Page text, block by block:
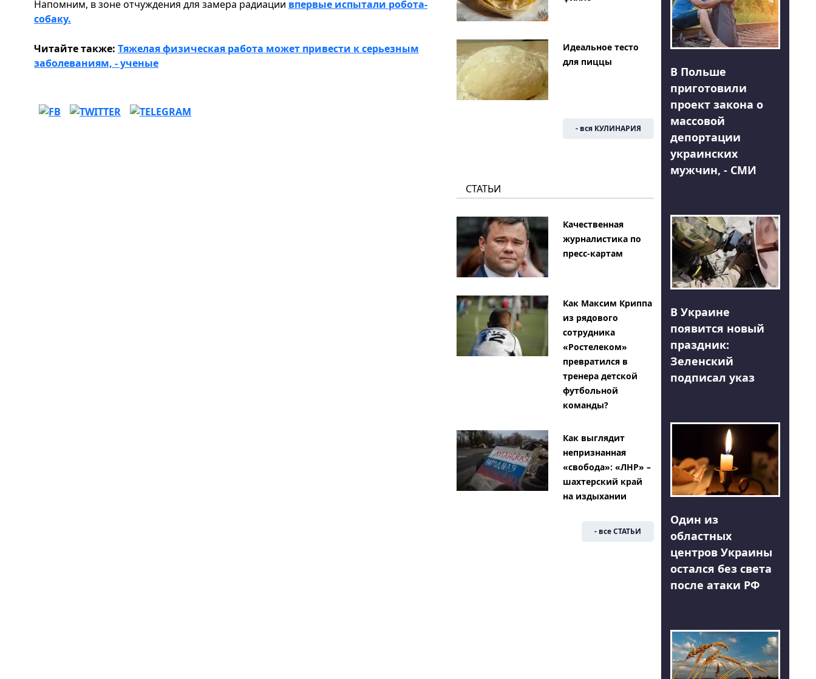
Напомним, в зоне отчуждения для замера радиации впервые испытали робота-
собаку.
Читайте также: Тяжелая физическая работа может привести к серьезным
заболеваниям, - ученые
Идеальное тесто
для пиццы
- вся КУЛИНАРИЯ
СТАТЬИ
Качественная
журналистика по
пресс-картам
Как Максим Криппа
из рядового
сотрудника
«Ростелеком»
превратился в
тренера детской
футбольной
команды?
Как выглядит
непризнанная
«свобода»: «ЛНР» –
шахтерский край
на издыхании
- все СТАТЬИ
В Польше
приготовили
проект закона о
массовой
депортации
украинских
мужчин, - СМИ
В Украине
появится новый
праздник:
Зеленский
подписал указ
Один из
областных
центров Украины
остался без света
после атаки РФ